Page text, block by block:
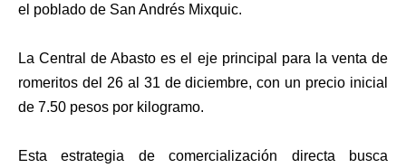
el poblado de San Andrés Mixquic.
La Central de Abasto es el eje principal para la venta de
romeritos del 26 al 31 de diciembre, con un precio inicial
de 7.50 pesos por kilogramo.
Esta estrategia de comercialización directa busca